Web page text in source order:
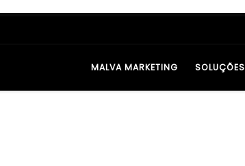
MALVA MARKETING SOLUÇÕES